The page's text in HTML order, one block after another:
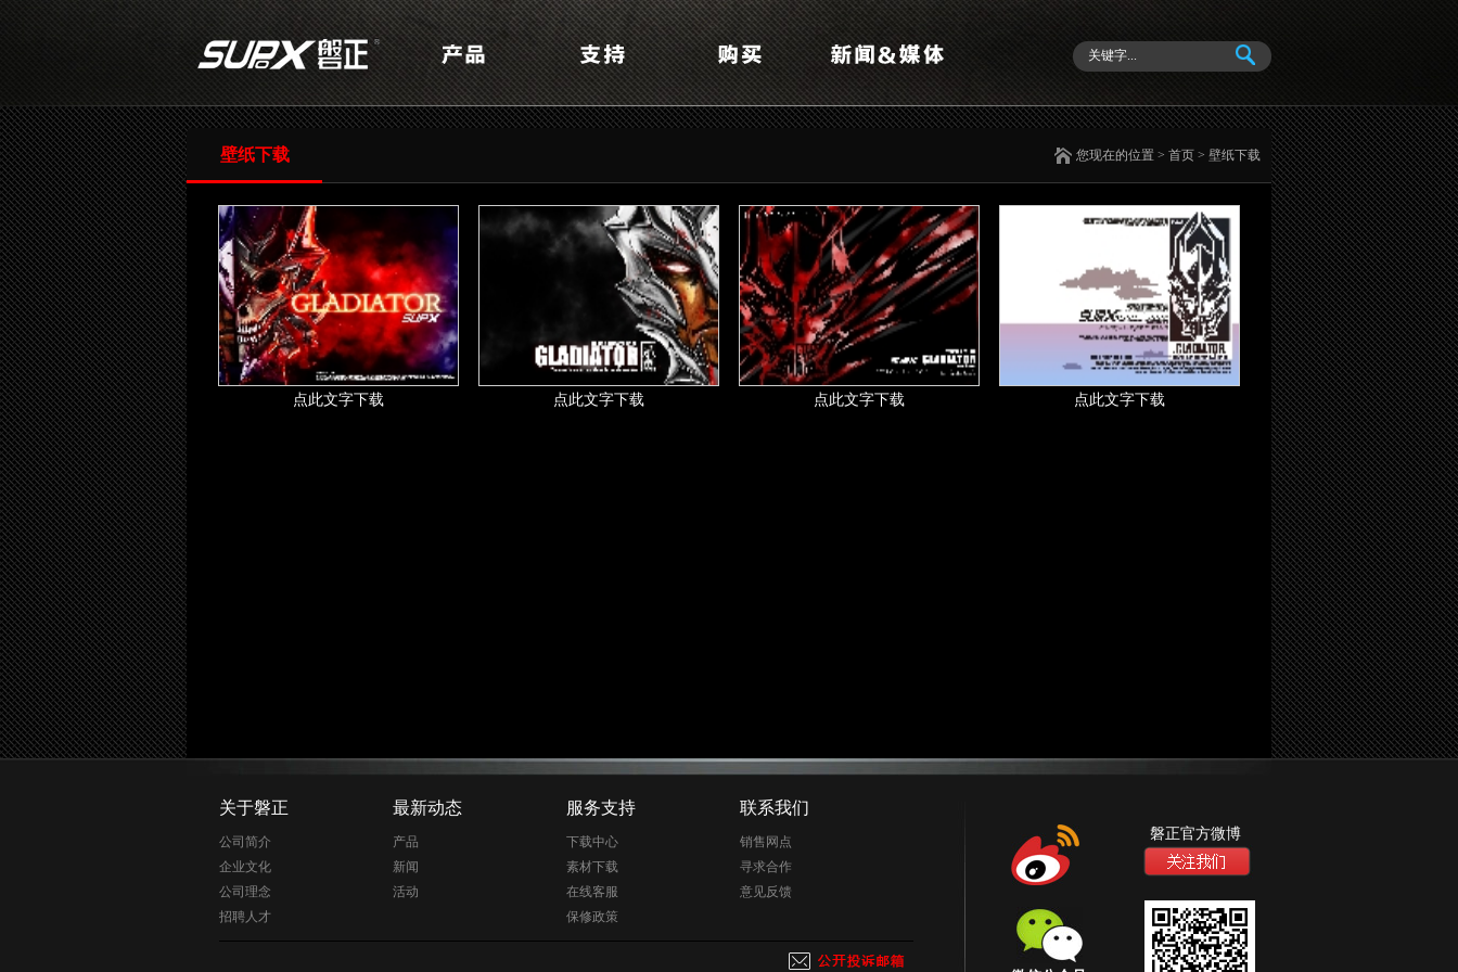
您现在的位置 > 首页 > 壁纸下载
壁纸下载
点此文字下载 点此文字下载 点此文字下载 点此文字下载
关于磐正
公司简介
企业文化
公司理念
招聘人才
最新动态
产品
新闻
活动
服务支持
下载中心
素材下载
在线客服
保修政策
联系我们
销售网点
寻求合作
意见反馈
磐正官方微博